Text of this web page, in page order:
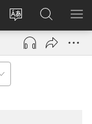
Cambiar
idioma
del sitio
Iniciar
sesión
(abre
nueva
en
jw.org